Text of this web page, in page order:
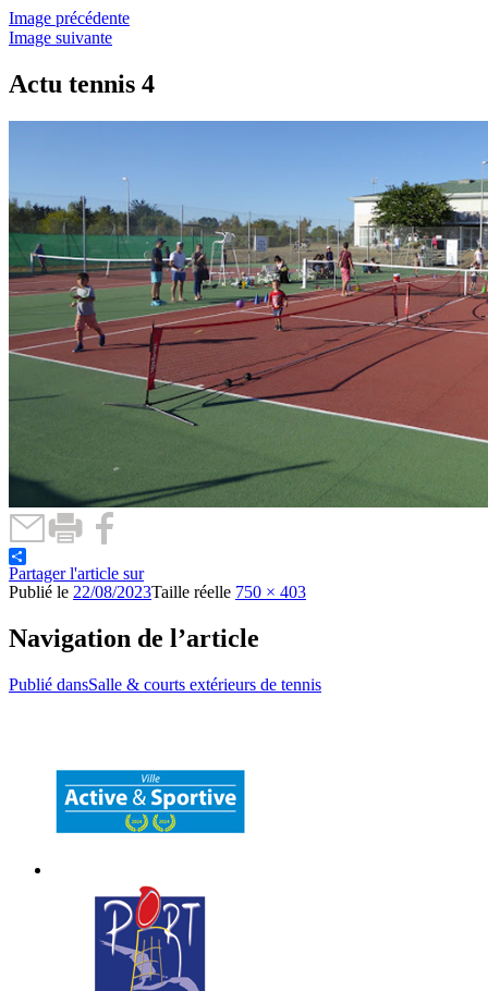
Image précédente
Image suivante
Actu tennis 4
Partager l'article sur
Publié le 22/08/2023Taille réelle 750 × 403
Navigation de l’article
Publié dansSalle & courts extérieurs de tennis